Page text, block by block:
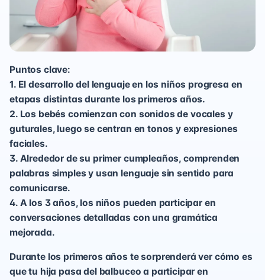
Puntos clave:
1. El desarrollo del lenguaje en los niños progresa en
etapas distintas durante los primeros años.
2. Los bebés comienzan con sonidos de vocales y
guturales, luego se centran en tonos y expresiones
faciales.
3. Alrededor de su primer cumpleaños, comprenden
palabras simples y usan lenguaje sin sentido para
comunicarse.
4. A los 3 años, los niños pueden participar en
conversaciones detalladas con una gramática
mejorada.
Durante los primeros años te sorprenderá ver cómo es
que tu hija pasa del balbuceo a participar en